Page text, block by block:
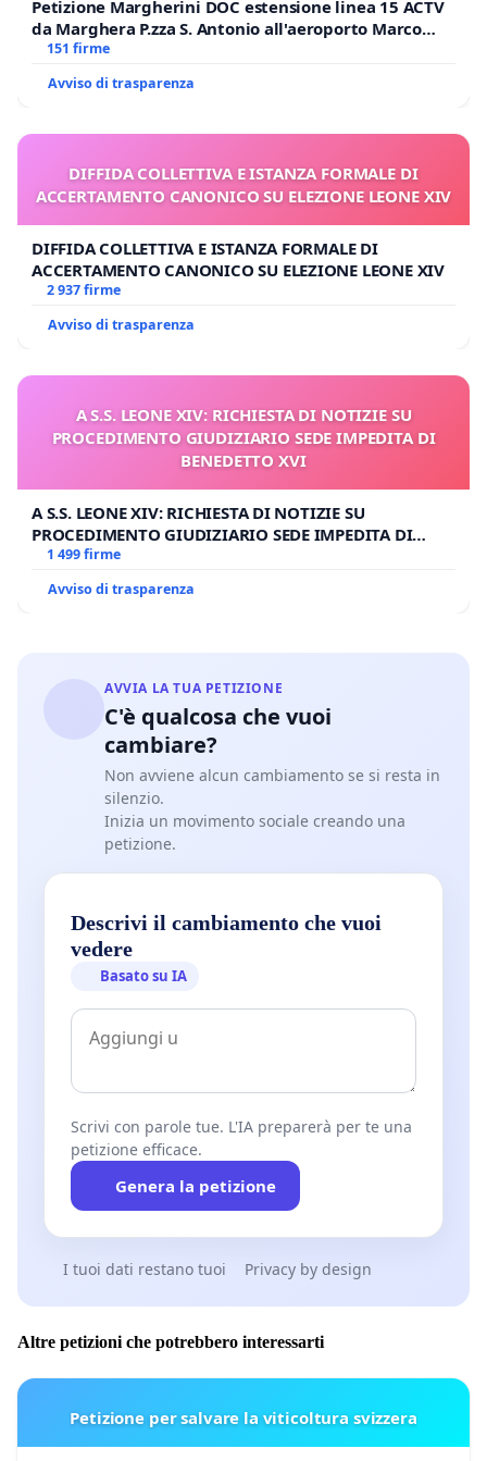
Petizione Margherini DOC estensione linea 15 ACTV
da Marghera P.zza S. Antonio all'aeroporto Marco
Polo tariffa a € 1,50
151 firme
Avviso di trasparenza
DIFFIDA COLLETTIVA E ISTANZA FORMALE DI
ACCERTAMENTO CANONICO SU ELEZIONE LEONE XIV
DIFFIDA COLLETTIVA E ISTANZA FORMALE DI
ACCERTAMENTO CANONICO SU ELEZIONE LEONE XIV
2 937 firme
Avviso di trasparenza
A S.S. LEONE XIV: RICHIESTA DI NOTIZIE SU
PROCEDIMENTO GIUDIZIARIO SEDE IMPEDITA DI
BENEDETTO XVI
A S.S. LEONE XIV: RICHIESTA DI NOTIZIE SU
PROCEDIMENTO GIUDIZIARIO SEDE IMPEDITA DI
BENEDETTO XVI
1 499 firme
Avviso di trasparenza
AVVIA LA TUA PETIZIONE
C'è qualcosa che vuoi
cambiare?
Non avviene alcun cambiamento se si resta in
silenzio.
Inizia un movimento sociale creando una
petizione.
Descrivi il cambiamento che vuoi
vedere
Basato su IA
Scrivi con parole tue. L'IA preparerà per te una
petizione efficace.
Genera la petizione
I tuoi dati restano tuoi Privacy by design
Altre petizioni che potrebbero interessarti
Petizione per salvare la viticoltura svizzera